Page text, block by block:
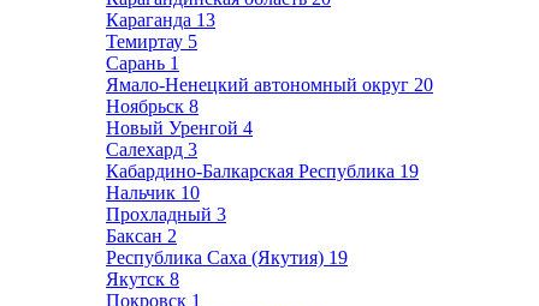
Караганда 13
Темиртау 5
Сарань 1
Ямало-Ненецкий автономный округ 20
Ноябрьск 8
Новый Уренгой 4
Салехард 3
Кабардино-Балкарская Республика 19
Нальчик 10
Прохладный 3
Баксан 2
Республика Саха (Якутия) 19
Якутск 8
Покровск 1